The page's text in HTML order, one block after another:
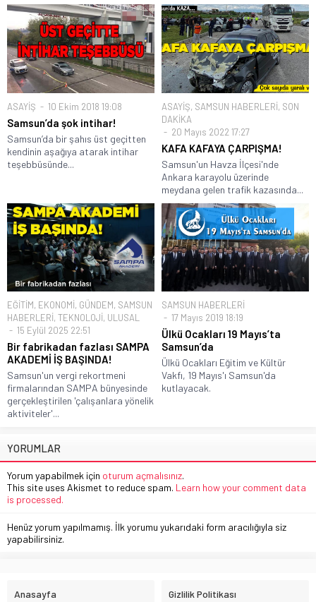
ASAYİŞ 10 Ekim 2018 19:08
Samsun’da şok intihar!
Samsun’da bir şahıs üst geçitten
kendinin aşağıya atarak intihar
teşebbüsünde...
ASAYİŞ, SAMSUN HABERLERİ, SON
DAKİKA
20 Mayıs 2022 17:27
KAFA KAFAYA ÇARPIŞMA!
Samsun'un Havza İlçesi'nde
Ankara karayolu üzerinde
meydana gelen trafik kazasında...
EĞİTİM, EKONOMİ, GÜNDEM, SAMSUN
HABERLERİ, TEKNOLOJİ, ULUSAL
15 Eylül 2025 22:51
Bir fabrikadan fazlası SAMPA
AKADEMİ İŞ BAŞINDA!
Samsun'un vergi rekortmeni
firmalarından SAMPA bünyesinde
gerçekleştirilen 'çalışanlara yönelik
aktiviteler'...
SAMSUN HABERLERİ
17 Mayıs 2019 18:19
Ülkü Ocakları 19 Mayıs’ta
Samsun’da
Ülkü Ocakları Eğitim ve Kültür
Vakfı, 19 Mayıs'ı Samsun'da
kutlayacak.
YORUMLAR
Yorum yapabilmek için oturum açmalısınız.
This site uses Akismet to reduce spam. Learn how your comment data
is processed.
Henüz yorum yapılmamış. İlk yorumu yukarıdaki form aracılığıyla siz
yapabilirsiniz.
Anasayfa Gizlilik Politikası